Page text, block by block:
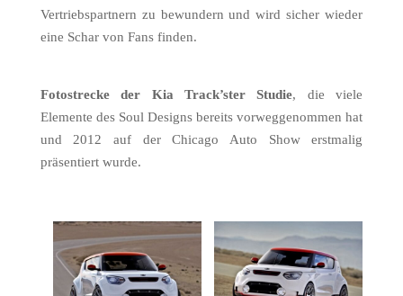
Vertriebspartnern zu bewundern und wird sicher wieder
eine Schar von Fans finden.
Fotostrecke der Kia Track’ster Studie, die viele
Elemente des Soul Designs bereits vorweggenommen hat
und 2012 auf der Chicago Auto Show erstmalig
präsentiert wurde.